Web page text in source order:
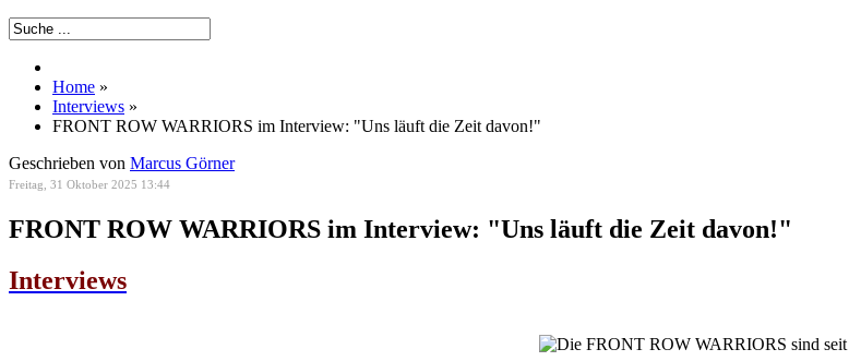
Home »
Interviews »
FRONT ROW WARRIORS im Interview: "Uns läuft die Zeit davon!"
Geschrieben von Marcus Görner
Freitag, 31 Oktober 2025 13:44
FRONT ROW WARRIORS im Interview: "Uns läuft die Zeit davon!"
Interviews